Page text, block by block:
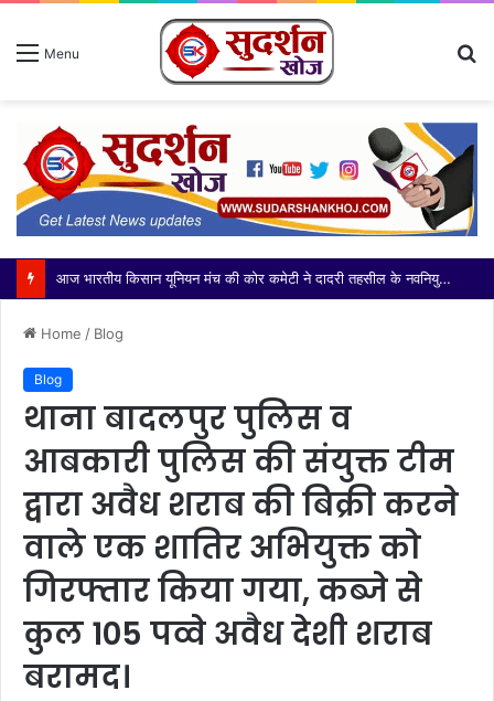
Menu
आज भारतीय किसान यूनियन मंच की कोर कमेटी ने दादरी तहसील के नवनियुक्त उपजिलाधिकारी (एसडीएम) श्री अभिनेंद्र सिंह जी का
Home / Blog
Blog
थाना बादलपुर पुलिस व
आबकारी पुलिस की संयुक्त टीम
द्वारा अवैध शराब की बिक्री करने
वाले एक शातिर अभियुक्त को
गिरफ्तार किया गया, कब्जे से
कुल 105 पव्वे अवैध देशी शराब
बरामद।